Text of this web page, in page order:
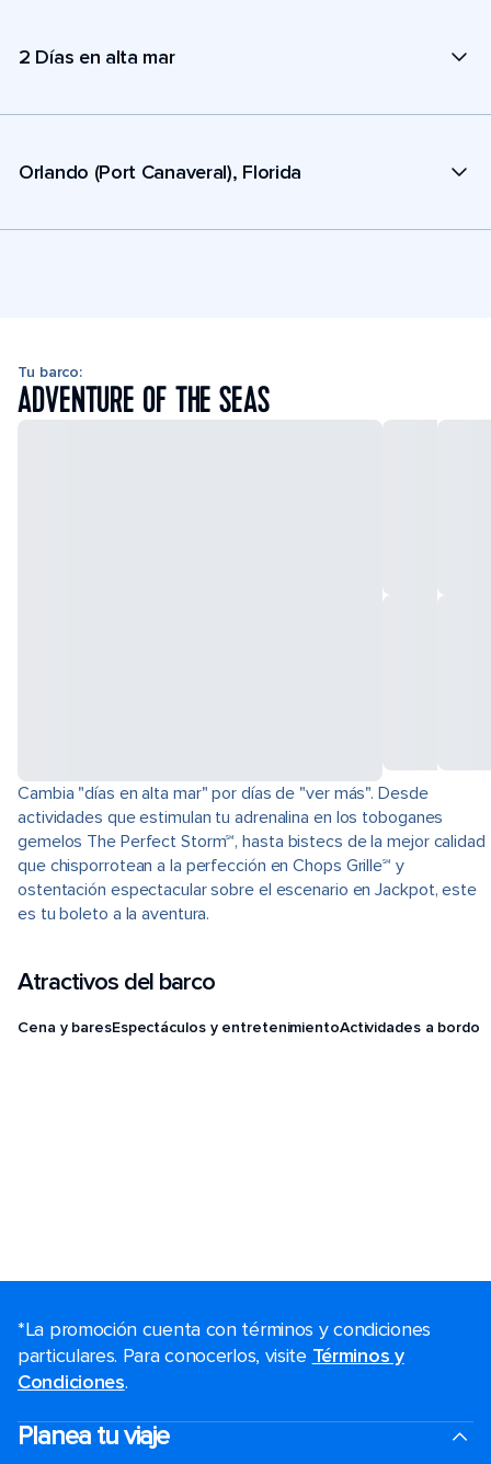
2 Días en alta mar
Orlando (Port Canaveral), Florida
Tu barco:
ADVENTURE OF THE SEAS
Cambia "días en alta mar" por días de "ver más". Desde
actividades que estimulan tu adrenalina en los toboganes
gemelos The Perfect Storm℠, hasta bistecs de la mejor calidad
que chisporrotean a la perfección en Chops Grille℠ y
ostentación espectacular sobre el escenario en Jackpot, este
es tu boleto a la aventura.
Atractivos del barco
Cena y baresEspectáculos y entretenimientoActividades a bordo
*La promoción cuenta con términos y condiciones
particulares. Para conocerlos, visite Términos y
Condiciones.
Planea tu viaje